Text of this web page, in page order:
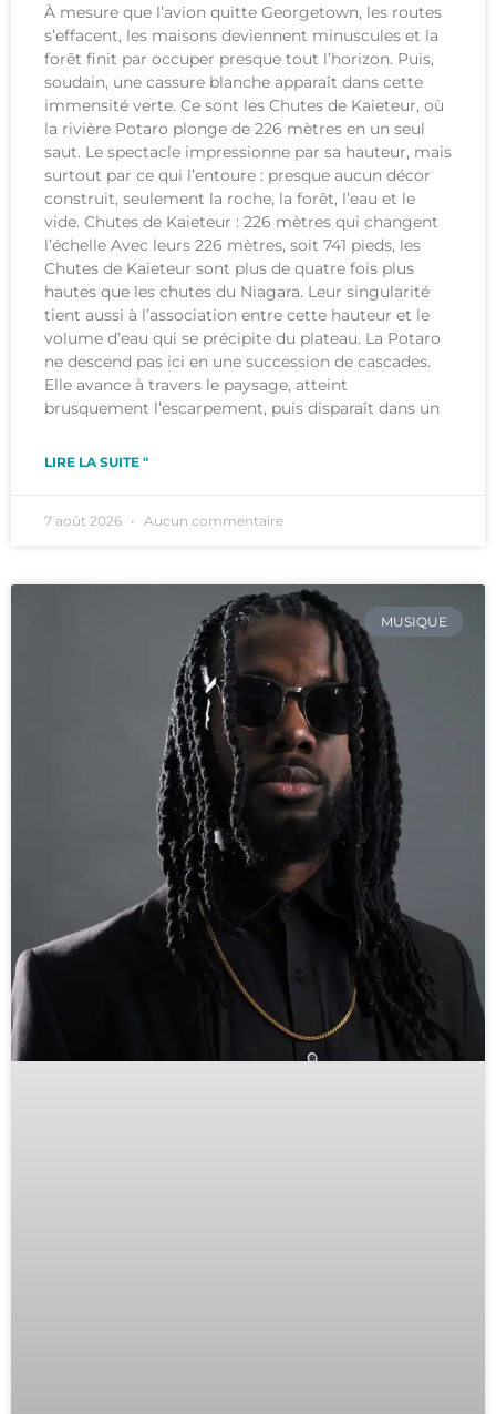
À mesure que l’avion quitte Georgetown, les routes
s’effacent, les maisons deviennent minuscules et la
forêt finit par occuper presque tout l’horizon. Puis,
soudain, une cassure blanche apparaît dans cette
immensité verte. Ce sont les Chutes de Kaieteur, où
la rivière Potaro plonge de 226 mètres en un seul
saut. Le spectacle impressionne par sa hauteur, mais
surtout par ce qui l’entoure : presque aucun décor
construit, seulement la roche, la forêt, l’eau et le
vide. Chutes de Kaieteur : 226 mètres qui changent
l’échelle Avec leurs 226 mètres, soit 741 pieds, les
Chutes de Kaieteur sont plus de quatre fois plus
hautes que les chutes du Niagara. Leur singularité
tient aussi à l’association entre cette hauteur et le
volume d’eau qui se précipite du plateau. La Potaro
ne descend pas ici en une succession de cascades.
Elle avance à travers le paysage, atteint
brusquement l’escarpement, puis disparaît dans un
LIRE LA SUITE "
7 août 2026 Aucun commentaire
MUSIQUE